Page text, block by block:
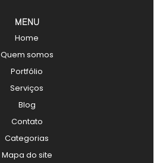
MENU
Home
Quem somos
Portfólio
Serviços
Blog
Contato
Categorias
Mapa do site